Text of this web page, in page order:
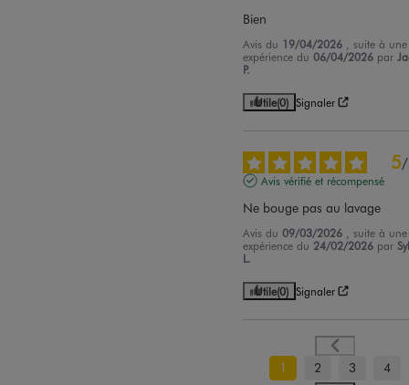
Bien
Avis du 19/04/2026 , suite à une
expérience du06/04/2026 par
P.
Utile(0) Signaler
5/
Avis vérifié et récompensé
Ne bouge pas au lavage
Avis du09/03/2026 , suite à une
expérience du 24/02/2026 par
L.
Utile(0) Signaler
1 2 3 4